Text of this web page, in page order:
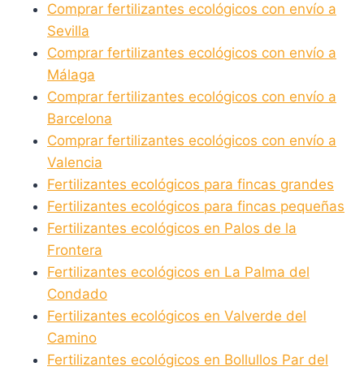
Comprar fertilizantes ecológicos con envío a
Sevilla
Comprar fertilizantes ecológicos con envío a
Málaga
Comprar fertilizantes ecológicos con envío a
Barcelona
Comprar fertilizantes ecológicos con envío a
Valencia
Fertilizantes ecológicos para fincas grandes
Fertilizantes ecológicos para fincas pequeñas
Fertilizantes ecológicos en Palos de la
Frontera
Fertilizantes ecológicos en La Palma del
Condado
Fertilizantes ecológicos en Valverde del
Camino
Fertilizantes ecológicos en Bollullos Par del